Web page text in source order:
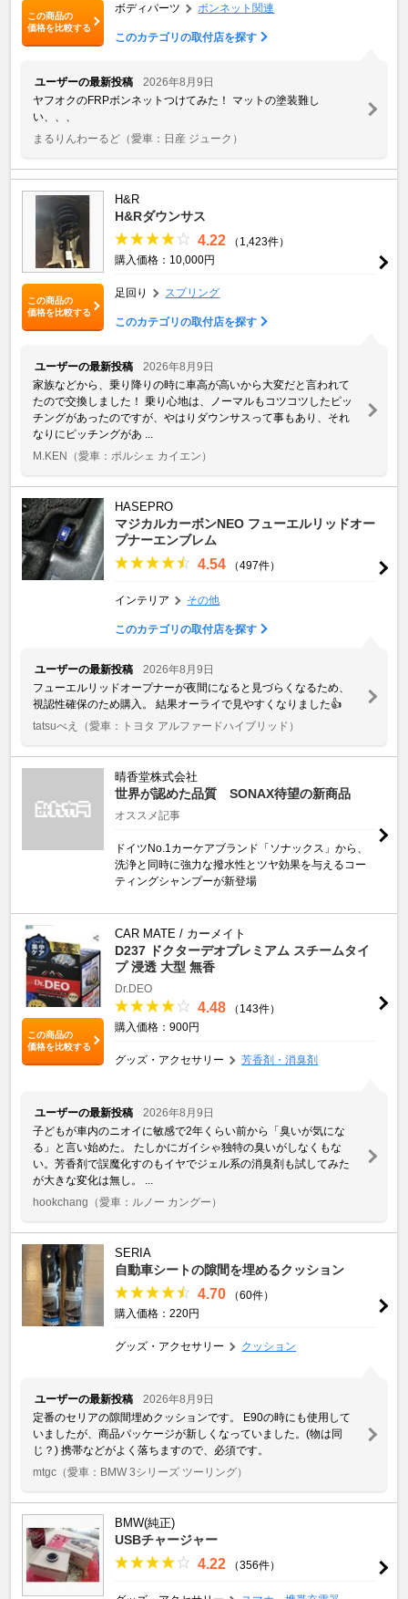
この商品の
価格を比較する
ボディパーツ ボンネット関連
このカテゴリの取付店を探す
ユーザーの最新投稿
2026年8月9日
ヤフオクのFRPボンネットつけてみた！ マットの塗装難し
い、、、
まるりんわーるど （愛車：日産 ジューク）
この商品の
価格を比較する
H&R
H&Rダウンサス
4.22
（1,423件）
購入価格：10,000円
足回り スプリング
このカテゴリの取付店を探す
ユーザーの最新投稿
2026年8月9日
家族などから、乗り降りの時に車高が高いから大変だと言われて
たので交換しました！ 乗り心地は、ノーマルもコツコツしたピッ
チングがあったのですが、やはりダウンサスって事もあり、それ
なりにピッチングがあ ...
M.KEN （愛車：ポルシェ カイエン）
HASEPRO
マジカルカーボンNEO フューエルリッドオー
プナーエンブレム
4.54 （497件）
インテリア その他
このカテゴリの取付店を探す
ユーザーの最新投稿
2026年8月9日
フューエルリッドオープナーが夜間になると見づらくなるため、
視認性確保のため購入。 結果オーライで見やすくなりました👍
tatsuべえ
（愛車：トヨタ アルファードハイブリッド）
晴香堂株式会社
世界が認めた品質 SONAX待望の新商品
オススメ記事
ドイツNo.1カーケアブランド「ソナックス」から、
洗浄と同時に強力な撥水性とツヤ効果を与えるコー
ティングシャンプーが新登場
この商品の
価格を比較する
CAR MATE / カーメイト
D237 ドクターデオプレミアム スチームタイ
プ 浸透 大型 無香
Dr.DEO
4.48
（143件）
購入価格：900円
グッズ・アクセサリー 芳香剤・消臭剤
ユーザーの最新投稿
2026年8月9日
子どもが車内のニオイに敏感で2年くらい前から「臭いが気にな
る」と言い始めた。 たしかにガイシゃ独特の臭いがしなくもな
い。芳香剤で誤魔化すのもイヤでジェル系の消臭剤も試してみた
が大きな変化は無し。 ...
hookchang （愛車：ルノー カングー）
SERIA
自動車シートの隙間を埋めるクッション
4.70
（60件）
購入価格：220円
グッズ・アクセサリー クッション
ユーザーの最新投稿
2026年8月9日
定番のセリアの隙間埋めクッションです。 E90の時にも使用して
いましたが、商品パッケージが新しくなっていました。(物は同
じ？) 携帯などがよく落ちますので、必須です。
mtgc （愛車：BMW 3シリーズ ツーリング）
BMW(純正)
USBチャージャー
4.22 （356件）